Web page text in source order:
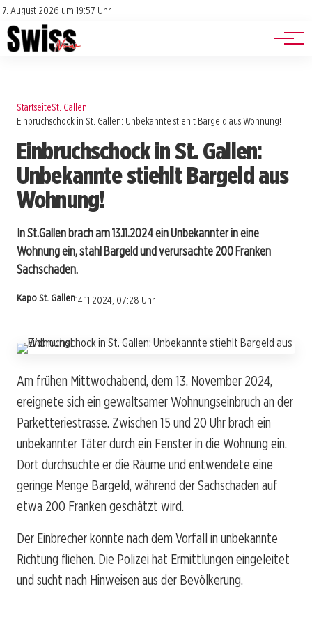
7. August 2026 um 19:57 Uhr
Impressum
Datenschutz
Jobs
Events
StartseiteSt. Gallen
Einbruchschock in St. Gallen: Unbekannte stiehlt Bargeld aus Wohnung!
Einbruchschock in St. Gallen:
Unbekannte stiehlt Bargeld aus
Wohnung!
In St.Gallen brach am 13.11.2024 ein Unbekannter in eine
Wohnung ein, stahl Bargeld und verursachte 200 Franken
Sachschaden.
Kapo St. Gallen14.11.2024, 07:28 Uhr
Am frühen Mittwochabend, dem 13. November 2024,
ereignete sich ein gewaltsamer Wohnungseinbruch an der
Parketteriestrasse. Zwischen 15 und 20 Uhr brach ein
unbekannter Täter durch ein Fenster in die Wohnung ein.
Dort durchsuchte er die Räume und entwendete eine
geringe Menge Bargeld, während der Sachschaden auf
etwa 200 Franken geschätzt wird.
Der Einbrecher konnte nach dem Vorfall in unbekannte
Richtung fliehen. Die Polizei hat Ermittlungen eingeleitet
und sucht nach Hinweisen aus der Bevölkerung.